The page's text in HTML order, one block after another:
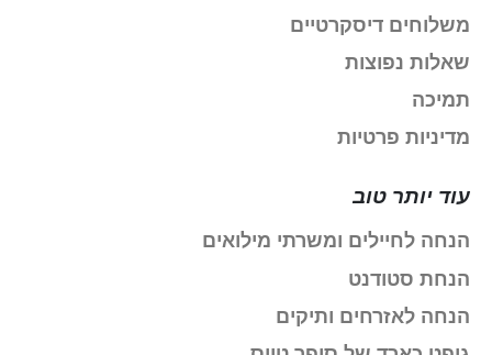
משלוחים דיסקרטיים
שאלות נפוצות
תמיכה
מדיניות פרטיות
עוד יותר טוב
הנחה לחיילים ומשרתי מילואים
הנחת סטודנט
הנחה לאזרחים ותיקים